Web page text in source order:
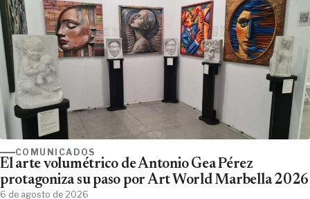
COMUNICADOS
El arte volumétrico de Antonio Gea Pérez
protagoniza su paso por Art World Marbella 2026
6 de agosto de 2026